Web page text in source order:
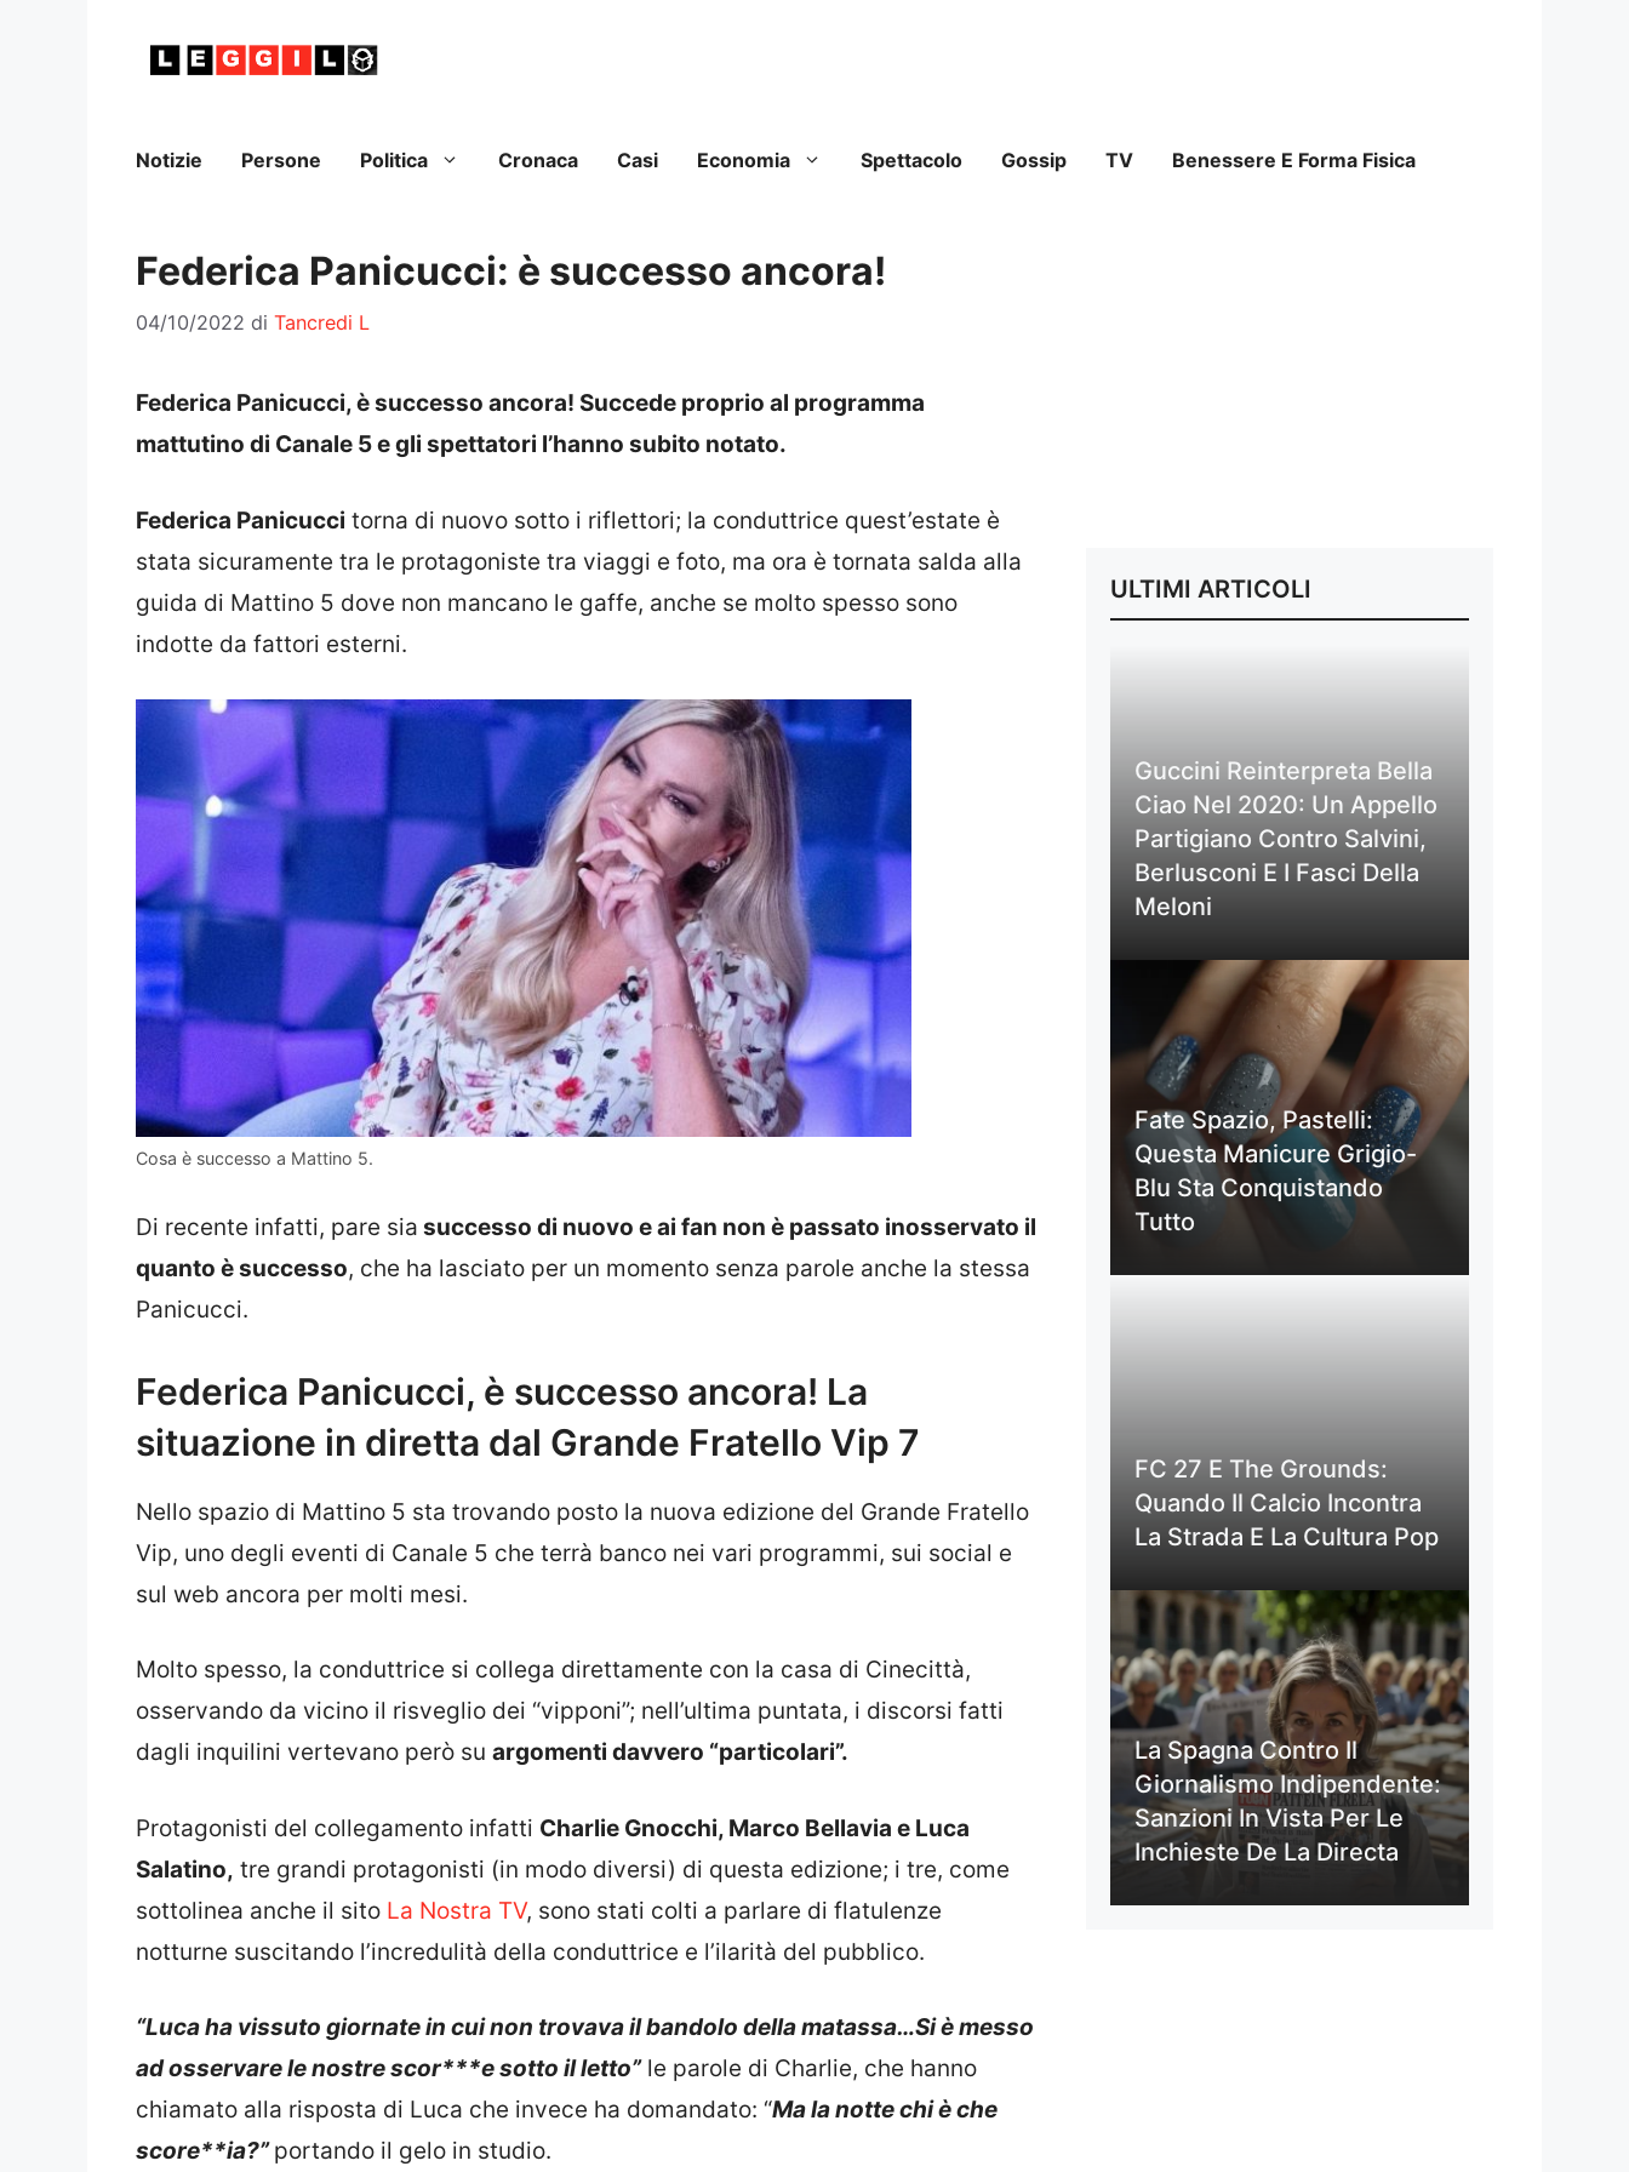
Notizie Persone Politica Cronaca Casi Economia Spettacolo Gossip TV Benessere E Forma Fisica
Federica Panicucci: è successo ancora!
04/10/2022 di Tancredi L
Federica Panicucci, è successo ancora! Succede proprio al programma
mattutino di Canale 5 e gli spettatori l’hanno subito notato.
Federica Panicucci torna di nuovo sotto i riflettori; la conduttrice quest’estate è
stata sicuramente tra le protagoniste tra viaggi e foto, ma ora è tornata salda alla
guida di Mattino 5 dove non mancano le gaffe, anche se molto spesso sono
indotte da fattori esterni.
Cosa è successo a Mattino 5.
Di recente infatti, pare sia successo di nuovo e ai fan non è passato inosservato il
quanto è successo, che ha lasciato per un momento senza parole anche la stessa
Panicucci.
Federica Panicucci, è successo ancora! La
situazione in diretta dal Grande Fratello Vip 7
Nello spazio di Mattino 5 sta trovando posto la nuova edizione del Grande Fratello
Vip, uno degli eventi di Canale 5 che terrà banco nei vari programmi, sui social e
sul web ancora per molti mesi.
Molto spesso, la conduttrice si collega direttamente con la casa di Cinecittà,
osservando da vicino il risveglio dei “vipponi”; nell’ultima puntata, i discorsi fatti
dagli inquilini vertevano però su argomenti davvero “particolari”.
Protagonisti del collegamento infatti Charlie Gnocchi, Marco Bellavia e Luca
Salatino, tre grandi protagonisti (in modo diversi) di questa edizione; i tre, come
sottolinea anche il sito La Nostra TV, sono stati colti a parlare di flatulenze
notturne suscitando l’incredulità della conduttrice e l’ilarità del pubblico.
“Luca ha vissuto giornate in cui non trovava il bandolo della matassa…Si è messo
ad osservare le nostre scor***e sotto il letto”le parole di Charlie, che hanno
chiamato alla risposta di Luca che invece ha domandato: “Ma la notte chi è che
score**ia?”portando il gelo in studio.
ULTIMI ARTICOLI
Guccini Reinterpreta Bella
Ciao Nel 2020: Un Appello
Partigiano Contro Salvini,
Berlusconi E I Fasci Della
Meloni
Fate Spazio, Pastelli:
Questa Manicure Grigio-
Blu Sta Conquistando
Tutto
FC 27 E The Grounds:
Quando Il Calcio Incontra
La Strada E La Cultura Pop
La Spagna Contro Il
Giornalismo Indipendente:
Sanzioni In Vista Per Le
Inchieste De La Directa